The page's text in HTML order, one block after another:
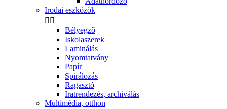
Irodai eszközök
 
Bélyegzõ
Iskolaszerek
Laminálás
Nyomtatvány
Papír
Spirálozás
Ragasztó
Iratrendezés, archiválás
Multimédia, otthon